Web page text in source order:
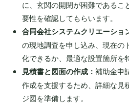
に、玄関の開閉が困難であるこ
要性を確認してもらいます。
合同会社システムクリエーショ
の現地調査を申し込み、現在の
化できるか、最適な設置箇所を
見積書と図面の作成： 補助金申
作成を支援するため、詳細な見
ジ図を準備します。